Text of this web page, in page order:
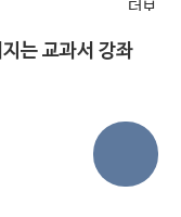
는 교과서 강좌